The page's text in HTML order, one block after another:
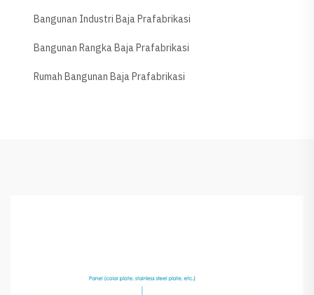
Bangunan Industri Baja Prafabrikasi
Bangunan Rangka Baja Prafabrikasi
Rumah Bangunan Baja Prafabrikasi